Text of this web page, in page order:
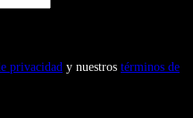
privacidad y nuestros términos de